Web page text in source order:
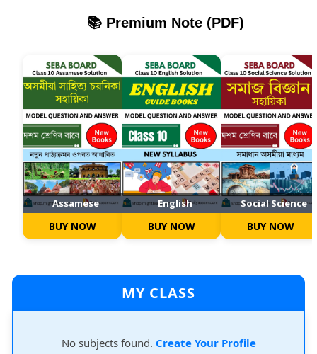
📚 Premium Note (PDF)
Assamese
BUY NOW
English
BUY NOW
Social Science
BUY NOW
MY CLASS
No subjects found. Create Your Profile